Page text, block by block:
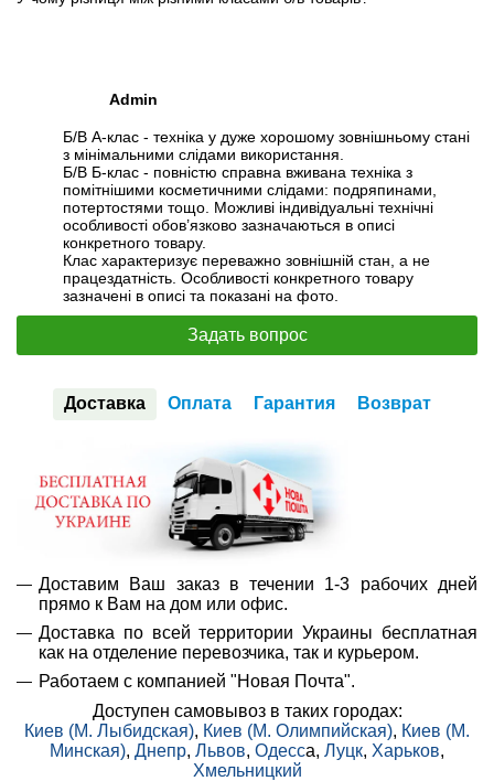
Admin
Б/В А-клас - техніка у дуже хорошому зовнішньому стані
з мінімальними слідами використання.
Б/В Б-клас - повністю справна вживана техніка з
помітнішими косметичними слідами: подряпинами,
потертостями тощо. Можливі індивідуальні технічні
особливості обов’язково зазначаються в описі
конкретного товару.
Клас характеризує переважно зовнішній стан, а не
працездатність. Особливості конкретного товару
зазначені в описі та показані на фото.
Задать вопрос
Доставка Оплата Гарантия Возврат
Доставим Ваш заказ в течении 1-3 рабочих дней
прямо к Вам на дом или офис.
Доставка по всей территории Украины бесплатная
как на отделение перевозчика, так и курьером.
Работаем с компанией "Новая Почта".
Доступен самовывоз в таких городах:
Киев (М. Лыбидская), Киев (М. Олимпийская), Киев (М.
Минская), Днепр, Львов, Одесса, Луцк, Харьков,
Хмельницкий